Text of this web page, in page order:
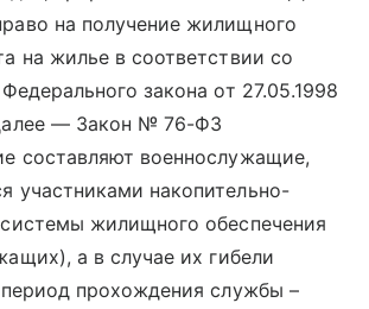
на получение жилищного
на жилье в соответствии со
закона от 27.05.1998
— Закон № 76-ФЗ
составляют военнослужащие,
участниками накопительно-
системы жилищного обеспечения
а в случае их гибели
прохождения службы –